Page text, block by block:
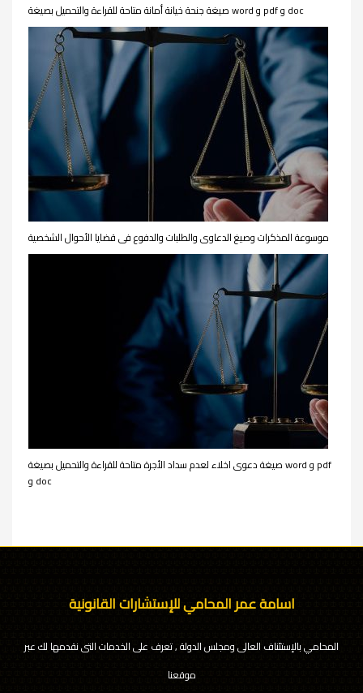
صيغة جنحة خيانة أمانة متاحة للقراءة والتحميل بصيغة word و pdf و doc
موسوعة المذكرات وصيغ الدعاوى والطلبات والدفوع فى قضايا الأحوال الشخصية
صيغة دعوى اخلاء لعدم سداد الأجرة متاحة للقراءة والتحميل بصيغة word و pdf
و doc
اسامة عمر المحامي للإستشارات القانونية
المحامي بالإستئناف العالى ومجلس الدولة , تعرف على الخدمات التى نقدمها لك عبر
موقعنا